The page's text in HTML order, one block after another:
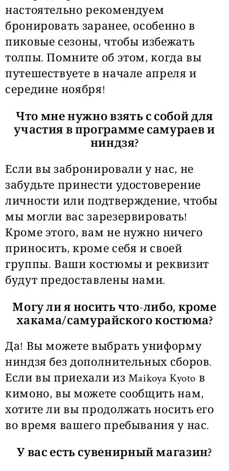
настоятельно рекомендуем
бронировать заранее, особенно в
пиковые сезоны, чтобы избежать
толпы. Помните об этом, когда вы
путешествуете в начале апреля и
середине ноября!
Что мне нужно взять с собой для
участия в программе самураев и
ниндзя?
Если вы забронировали у нас, не
забудьте принести удостоверение
личности или подтверждение, чтобы
мы могли вас зарезервировать!
Кроме этого, вам не нужно ничего
приносить, кроме себя и своей
группы. Ваши костюмы и реквизит
будут предоставлены нами.
Могу ли я носить что-либо, кроме
хакама/самурайского костюма?
Да! Вы можете выбрать униформу
ниндзя без дополнительных сборов.
Если вы приехали из Maikoya Kyoto в
кимоно, вы можете сообщить нам,
хотите ли вы продолжать носить его
во время вашего пребывания у нас.
У вас есть сувенирный магазин?